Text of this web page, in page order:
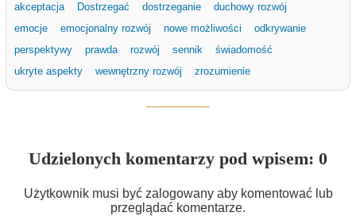
akceptacja Dostrzegać dostrzeganie
duchowy rozwój
emocje
emocjonalny rozwój nowe możliwości
odkrywanie
perspektywy
prawda rozwój sennik
świadomość
ukryte aspekty
wewnętrzny rozwój zrozumienie
Udzielonych komentarzy pod wpisem: 0
Użytkownik musi być zalogowany aby komentować lub
przeglądać komentarze.